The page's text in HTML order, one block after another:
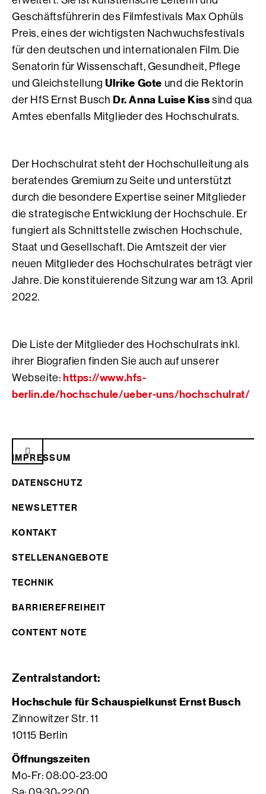
Geschäftsführerin des Filmfestivals Max Ophüls
Preis, eines der wichtigsten Nachwuchsfestivals
für den deutschen und internationalen Film. Die
Senatorin für Wissenschaft, Gesundheit, Pflege
und GleichstellungUlrike Gote und die Rektorin
der HfS Ernst Busch Dr. Anna Luise Kiss sind qua
Amtes ebenfalls Mitglieder des Hochschulrats.
Der Hochschulrat steht der Hochschulleitung als
beratendes Gremium zu Seite und unterstützt
durch die besondere Expertise seiner Mitglieder
die strategische Entwicklung der Hochschule. Er
fungiert als Schnittstelle zwischen Hochschule,
Staat und Gesellschaft. Die Amtszeit der vier
neuen Mitglieder des Hochschulrates beträgt vier
Jahre. Die konstituierende Sitzung war am 13. April
2022.
Die Liste der Mitglieder des Hochschulrats inkl.
ihrer Biografien finden Sie auch auf unserer
Webseite: https://www.hfs-
berlin.de/hochschule/ueber-uns/hochschulrat/
IMPRESSUM
DATENSCHUTZ
NEWSLETTER
KONTAKT
STELLENANGEBOTE
TECHNIK
BARRIEREFREIHEIT
CONTENT NOTE
Zentralstandort:
Hochschule für Schauspielkunst Ernst Busch
Zinnowitzer Str. 11
10115 Berlin
Öffnungszeiten
Mo-Fr: 08:00-23:00